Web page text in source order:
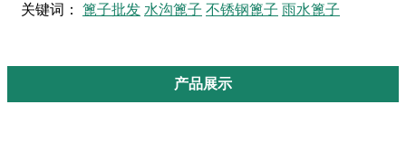
关键词： 篦子批发 水沟篦子 不锈钢篦子 雨水篦子
产品展示